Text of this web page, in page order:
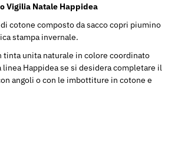
Vigilia Natale Happidea
cotone composto da sacco copri piumino
stampa invernale.
tinta unita naturale in colore coordinato
Happidea se si desidera completare il
angoli o con le imbottiture in cotone e